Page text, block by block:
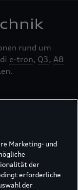
rund um
e-tron, Q3 , A8
Fahrzeug-
Marketing- und
der
erforderliche
der